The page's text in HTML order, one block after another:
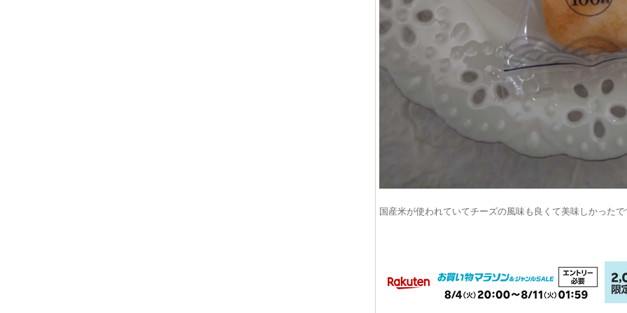
国産米が使われていてチーズの風味も良くて美味しかったで